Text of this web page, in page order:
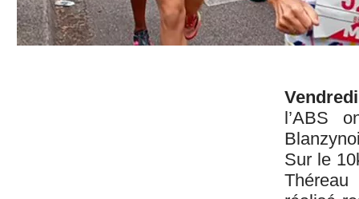
l’ABS
Sur le